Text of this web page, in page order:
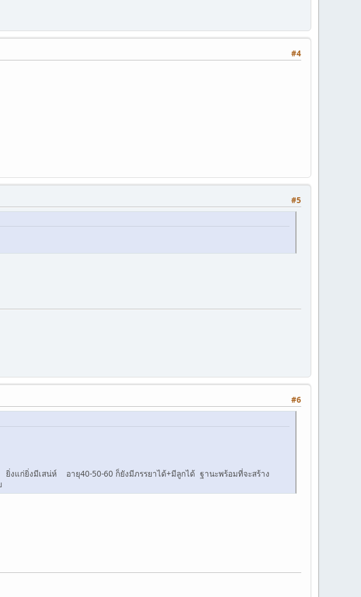
#4
#5
#6
งแก่ยิ่งมีเสน่ห์ อายุ40-50-60 ก็ยังมีภรรยาได้+มีลูกได้ ฐานะพร้อมที่จะสร้าง